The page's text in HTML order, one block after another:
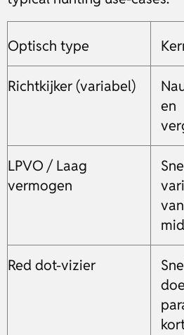
Optisch type
Richtkijker (variabel)
en
LPVO / Laag
vermogen
Red dot-vizier